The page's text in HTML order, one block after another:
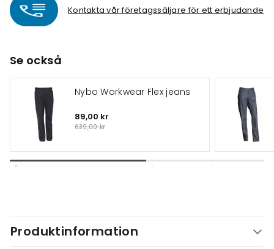
Kontakta vår företagssäljare för ett erbjudande
Se också
Nybo Workwear Flex jeans
89,00 kr
639,00 kr
Produktinformation